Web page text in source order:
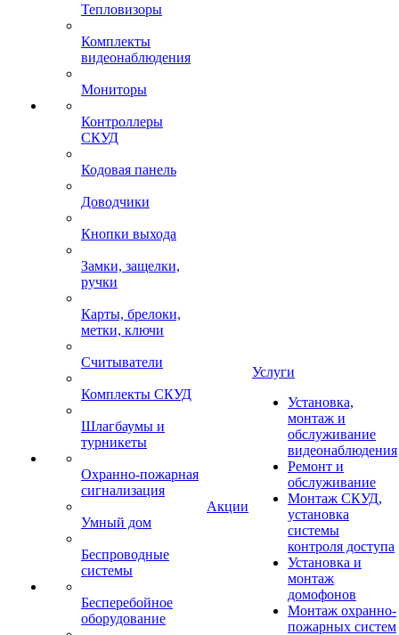
Тепловизоры
Комплекты
видеонаблюдения
Мониторы
Контроллеры
СКУД
Кодовая панель
Доводчики
Кнопки выхода
Замки, защелки,
ручки
Карты, брелоки,
метки, ключи
Считыватели
Комплекты СКУД
Шлагбаумы и
турникеты
Охранно-пожарная
сигнализация
Умный дом
Беспроводные
системы
Бесперебойное
оборудование
Акции
Услуги
Установка,
монтаж и
обслуживание
видеонаблюдения
Ремонт и
обслуживание
Монтаж СКУД,
установка
системы
контроля доступа
Установка и
монтаж
домофонов
Монтаж охранно-
пожарных систем